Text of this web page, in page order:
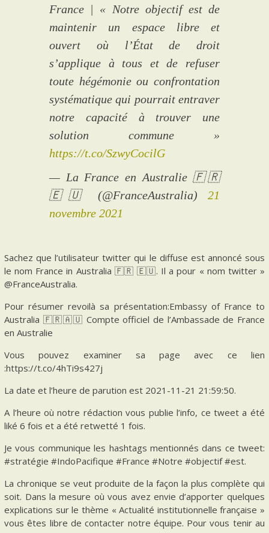
France | « Notre objectif est de
maintenir un espace libre et
ouvert où l’État de droit
s’applique à tous et de refuser
toute hégémonie ou confrontation
systématique qui pourrait entraver
notre capacité à trouver une
solution commune »
https://t.co/SzwyCocilG
— La France en Australie 🇫🇷
🇪🇺 (@FranceAustralia) 21
novembre 2021
Sachez que l’utilisateur twitter qui le diffuse est annoncé sous
le nom France in Australia 🇫🇷 🇪🇺. Il a pour « nom twitter »
@FranceAustralia.
Pour résumer revoilà sa présentation:Embassy of France to
Australia 🇫🇷🇦🇺 Compte officiel de l’Ambassade de France
en Australie
Vous pouvez examiner sa page avec ce lien
:https://t.co/4hTi9s427j
La date et l’heure de parution est 2021-11-21 21:59:50.
A l’heure où notre rédaction vous publie l’info, ce tweet a été
liké 6 fois et a été retwetté 1 fois.
Je vous communique les hashtags mentionnés dans ce tweet:
#stratégie #IndoPacifique #France #Notre #objectif #est.
La chronique se veut produite de la façon la plus complète qui
soit. Dans la mesure où vous avez envie d’apporter quelques
explications sur le thème « Actualité institutionnelle française »
vous êtes libre de contacter notre équipe. Pour vous tenir au